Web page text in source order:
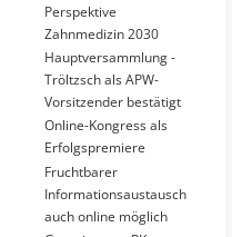
Perspektive
Zahnmedizin 2030
Hauptversammlung -
Tröltzsch als APW-
Vorsitzender bestätigt
Online-Kongress als
Erfolgspremiere
Fruchtbarer
Informationsaustausch
auch online möglich